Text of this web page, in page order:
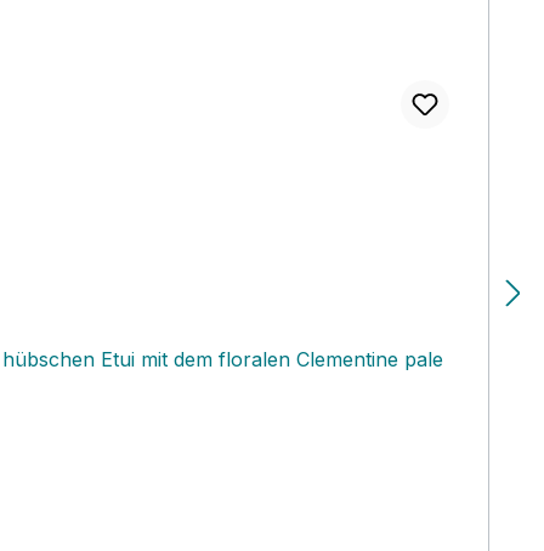
Etui mit dem floralen Clementine pale